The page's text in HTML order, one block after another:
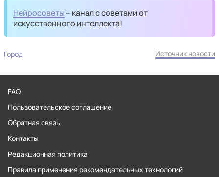
Нейросоветы – канал с советами от
искусственного интеллекта!
Город Источник новости
FAQ
Пользовательское соглашение
Обратная связь
Контакты
Редакционная политика
Правила применения рекомендательных технологий